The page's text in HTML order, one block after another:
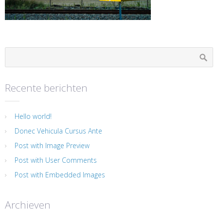
Recente berichten
Hello world!
Donec Vehicula Cursus Ante
Post with Image Preview
Post with User Comments
Post with Embedded Images
Archieven